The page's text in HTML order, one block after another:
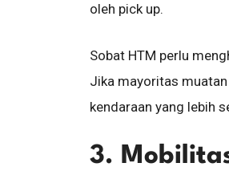
oleh pick up.
Sobat HTM perlu
Jika mayoritas
kendaraan yang lebih
3.